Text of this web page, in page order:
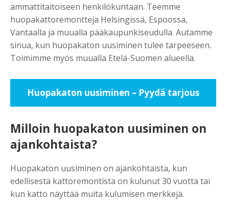
ammattitaitoiseen henkilökuntaan. Teemme
huopakattoremontteja Helsingissä, Espoossa,
Vantaalla ja muualla pääkaupunkiseudulla. Autamme
sinua, kun huopakaton uusiminen tulee tarpeeseen.
Toimimme myös muualla Etelä-Suomen alueella.
Huopakaton uusiminen – Pyydä tarjous
Milloin huopakaton uusiminen on
ajankohtaista?
Huopakaton uusiminen on ajankohtaista, kun
edellisestä kattoremontista on kulunut 30 vuotta tai
kun katto näyttää muita kulumisen merkkejä.